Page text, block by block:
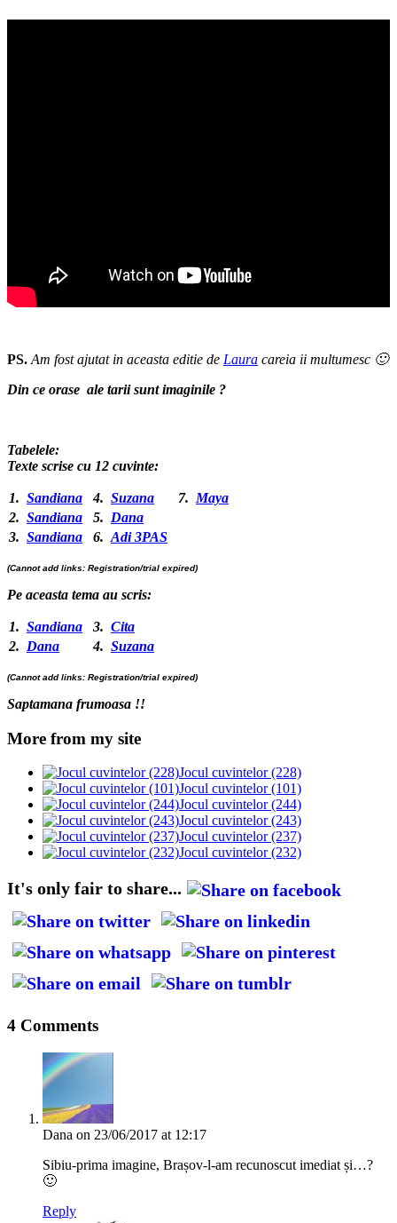
PS. Am fost ajutat in aceasta editie de Laura careia ii multumesc 🙂
Din ce orase ale tarii sunt imaginile ?
Tabelele:
Texte scrise cu 12 cuvinte:
1. Sandiana 4. Suzana 7. Maya
2. Sandiana 5. Dana
3. Sandiana 6. Adi 3PAS
(Cannot add links: Registration/trial expired)
Pe aceasta tema au scris:
1. Sandiana 3. Cita
2. Dana 4. Suzana
(Cannot add links: Registration/trial expired)
Saptamana frumoasa !!
More from my site
Jocul cuvintelor (228)
Jocul cuvintelor (101)
Jocul cuvintelor (244)
Jocul cuvintelor (243)
Jocul cuvintelor (237)
Jocul cuvintelor (232)
It's only fair to share...
4 Comments
Dana on 23/06/2017 at 12:17
Sibiu-prima imagine, Brașov-l-am recunoscut imediat și…?
🙂
Reply